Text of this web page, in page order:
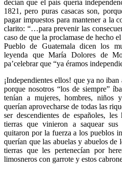
decían que el país quería
1821, pero puras casacas son,
pagar impuestos para mantener a la
clarito: “…para prevenir las
caso de que la proclamase de hecho
Pueblo de Guatemala dicen los
leyenda que María Dolores de
pa’celebrar que “ya éramos
¡Independientes ellos! que ya no
porque nosotros “los de siempre”
tenían a mujeres, hombres, niños
querían aprovecharse de todas las
ser descendientes de españoles,
tierras que vinieron a saquear sus
quitaron por la fuerza a los pueblos
querían que las abuelas y abuelos de
tierras que les pertenecían por
limosneros con garrote y estos